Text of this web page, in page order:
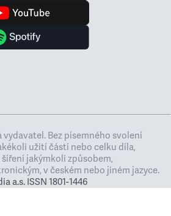
Bez písemného svolení
užití částí nebo celku díla,
jakýmkoli způsobem,
v českém nebo jiném jazyce.
a.s. ISSN 1801-1446